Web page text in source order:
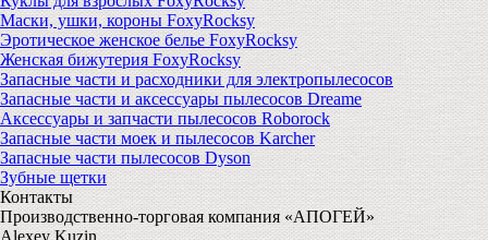
Маски, ушки, короны FoxyRocksy
Эротическое женское белье FoxyRocksy
Женская бижутерия FoxyRocksy
Запасные части и расходники для электропылесосов
Запасные части и аксессуары пылесосов Dreame
Аксессуары и запчасти пылесосов Roborock
Запасные части моек и пылесосов Karcher
Запасные части пылесосов Dyson
Зубные щетки
Контакты
Производственно-торговая компания «АПОГЕЙ»